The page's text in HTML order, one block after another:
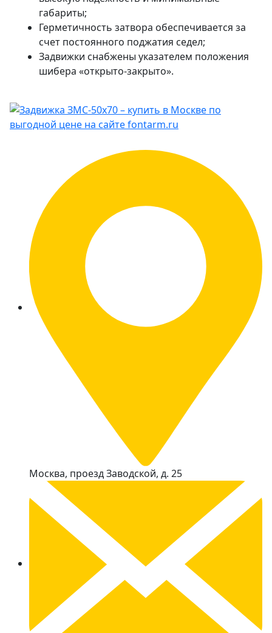
габариты;
Герметичность затвора обеспечивается за
счет постоянного поджатия седел;
Задвижки снабжены указателем положения
шибера «открыто-закрыто».
Москва, проезд Заводской, д. 25